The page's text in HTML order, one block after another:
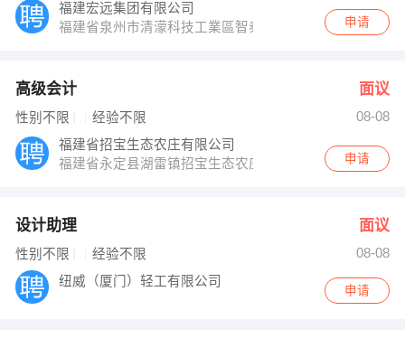
福建宏远集团有限公司
福建省泉州市清濛科技工業區智泰路
申请
高级会计 面议
性别不限 经验不限
08-08
福建省招宝生态农庄有限公司
福建省永定县湖雷镇招宝生态农庄
申请
设计助理 面议
性别不限 经验不限
08-08
纽威（厦门）轻工有限公司
申请